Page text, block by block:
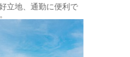
開放的な屋上庭園が魅力です。